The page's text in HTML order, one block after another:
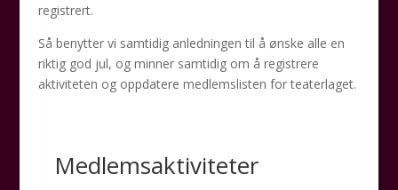
registrert.
Så benytter vi samtidig anledningen til å ønske alle en
riktig god jul, og minner samtidig om å registrere
aktiviteten og oppdatere medlemslisten for teaterlaget.
Medlemsaktiviteter